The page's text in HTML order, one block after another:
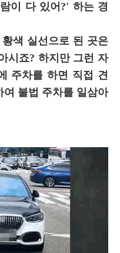
이 다 있어?' 하는 경
색 실선으로 된 곳은
시죠? 하지만 그런 자
주차를 하면 직접 견
여 불법 주차를 일삼아